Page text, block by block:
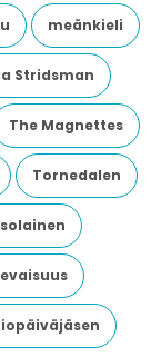
meänkieli
Stridsman
The Magnettes
Tornedalen